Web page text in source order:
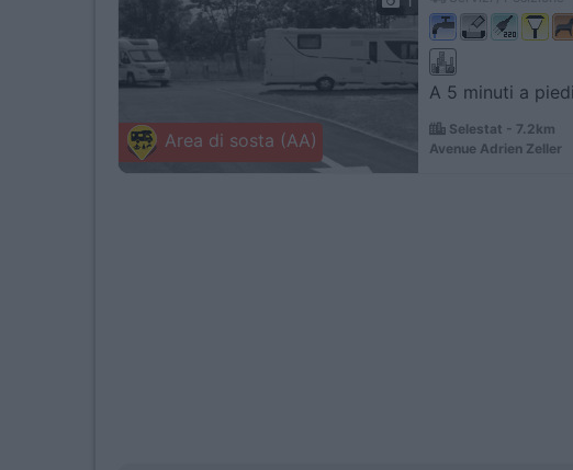
Area di sosta (AA)
A 5 minuti a
Selestat - 7.2km
Avenue Adrien Zeller